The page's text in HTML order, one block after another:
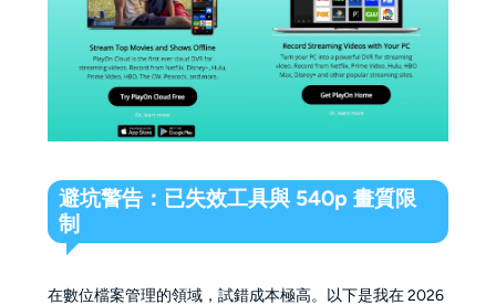
避坑警告：已失效工具與 540p 畫質限
制
在數位檔案管理的領域，試錯成本極高。以下是我在 2026